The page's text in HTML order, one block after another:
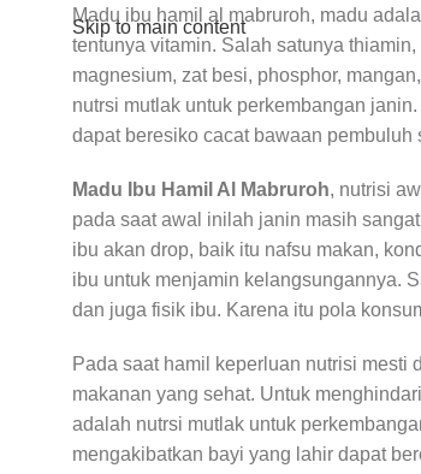
Skip to main content
Madu ibu hamil al mabruroh, madu
tentunya vitamin. Salah satunya
magnesium, zat besi, phosphor,
nutrsi mutlak untuk perkembangan
dapat beresiko cacat bawaan pembuluh
Madu Ibu Hamil Al Mabruroh, nutrisi
pada saat awal inilah janin masih
ibu akan drop, baik itu nafsu makan,
ibu untuk menjamin kelangsungannya.
dan juga fisik ibu. Karena itu pola
Pada saat hamil keperluan nutrisi mesti
makanan yang sehat. Untuk
adalah nutrsi mutlak untuk
mengakibatkan bayi yang lahir dapat